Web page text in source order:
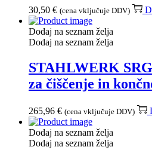
30,50 € (cena vključuje DDV)
Dodaj na seznam želja
Dodaj na seznam želja
STAHLWERK
za čiščenje in
265,96 € (cena vključuje DDV)
Dodaj na seznam želja
Dodaj na seznam želja